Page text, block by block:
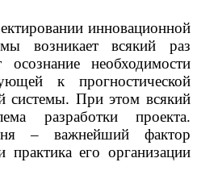
инновационной
возникает всякий раз
осознание необходимости
к прогностической
системы. При этом всякий
разработки проекта.
– важнейший фактор
практика его организации